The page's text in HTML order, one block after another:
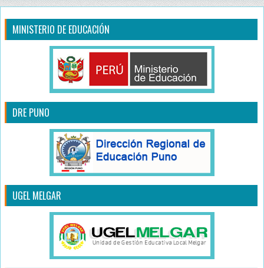
MINISTERIO DE EDUCACIÓN
DRE PUNO
UGEL MELGAR